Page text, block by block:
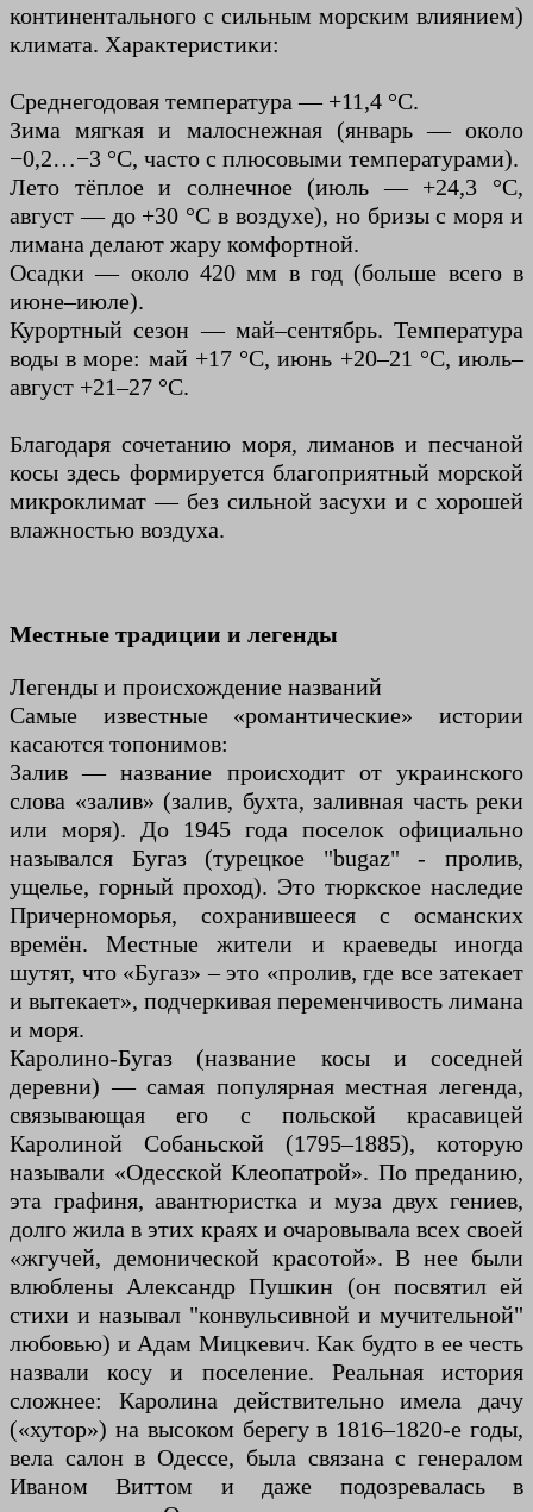
континентального с сильным морским влиянием)
климата. Характеристики:
Среднегодовая температура — +11,4 °C.
Зима мягкая и малоснежная (январь — около
−0,2…−3 °C, часто с плюсовыми температурами).
Лето тёплое и солнечное (июль — +24,3 °C,
август — до +30 °C в воздухе), но бризы с моря и
лимана делают жару комфортной.
Осадки — около 420 мм в год (больше всего в
июне–июле).
Курортный сезон — май–сентябрь. Температура
воды в море: май +17 °C, июнь +20–21 °C, июль–
август +21–27 °C.
Благодаря сочетанию моря, лиманов и песчаной
косы здесь формируется благоприятный морской
микроклимат — без сильной засухи и с хорошей
влажностью воздуха.
Местные традиции и легенды
Легенды и происхождение названий
Самые известные «романтические» истории
касаются топонимов:
Залив — название происходит от украинского
слова «залив» (залив, бухта, заливная часть реки
или моря). До 1945 года поселок официально
назывался Бугаз (турецкое "bugaz" - пролив,
ущелье, горный проход). Это тюркское наследие
Причерноморья, сохранившееся с османских
времён. Местные жители и краеведы иногда
шутят, что «Бугаз» – это «пролив, где все затекает
и вытекает», подчеркивая переменчивость лимана
и моря.
Каролино-Бугаз (название косы и соседней
деревни) — самая популярная местная легенда,
связывающая его с польской красавицей
Каролиной Собаньской (1795–1885), которую
называли «Одесской Клеопатрой». По преданию,
эта графиня, авантюристка и муза двух гениев,
долго жила в этих краях и очаровывала всех своей
«жгучей, демонической красотой». В нее были
влюблены Александр Пушкин (он посвятил ей
стихи и называл "конвульсивной и мучительной"
любовью) и Адам Мицкевич. Как будто в ее честь
назвали косу и поселение. Реальная история
сложнее: Каролина действительно имела дачу
(«хутор») на высоком берегу в 1816–1820-е годы,
вела салон в Одессе, была связана с генералом
Иваном Виттом и даже подозревалась в